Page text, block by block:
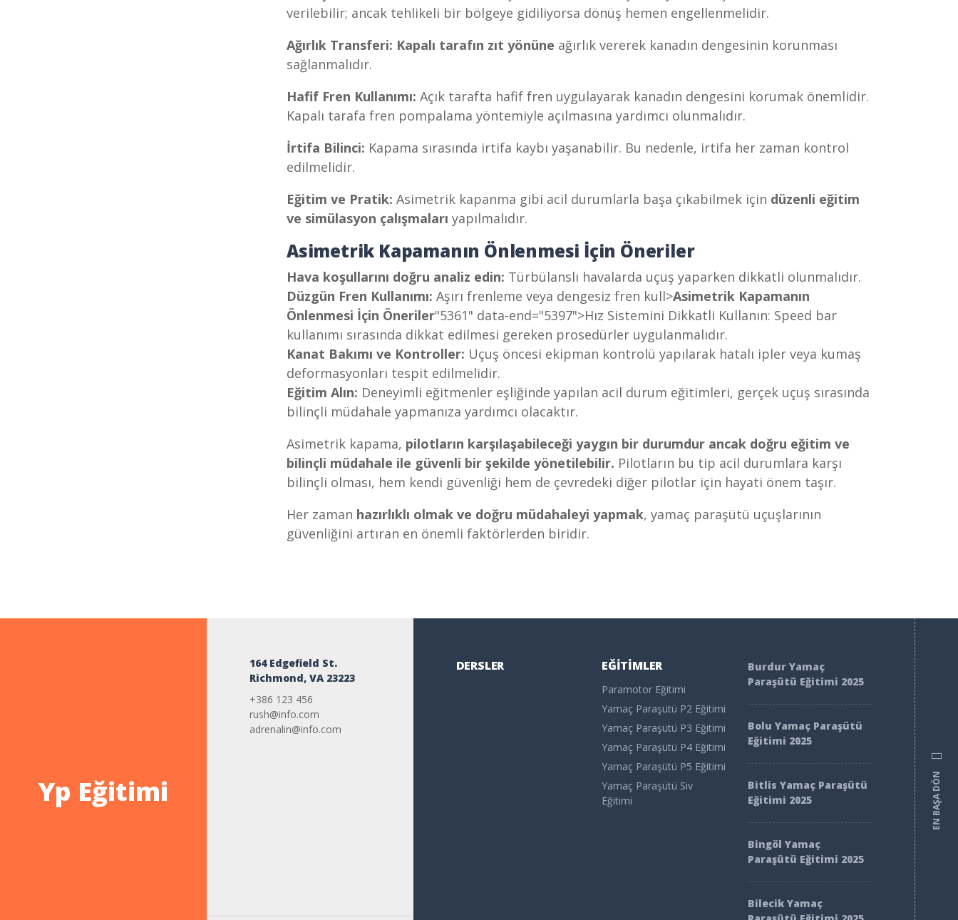
verilebilir; ancak tehlikeli bir bölgeye gidiliyorsa dönüş hemen engellenmelidir.
Ağırlık Transferi: Kapalı tarafın zıt yönüne ağırlık vererek kanadın dengesinin korunması
sağlanmalıdır.
Hafif Fren Kullanımı: Açık tarafta hafif fren uygulayarak kanadın dengesini korumak önemlidir.
Kapalı tarafa fren pompalama yöntemiyle açılmasına yardımcı olunmalıdır.
İrtifa Bilinci: Kapama sırasında irtifa kaybı yaşanabilir. Bu nedenle, irtifa her zaman kontrol
edilmelidir.
Eğitim ve Pratik: Asimetrik kapanma gibi acil durumlarla başa çıkabilmek için düzenli eğitim
ve simülasyon çalışmaları yapılmalıdır.
Asimetrik Kapamanın Önlenmesi İçin Öneriler
Hava koşullarını doğru analiz edin: Türbülanslı havalarda uçuş yaparken dikkatli olunmalıdır.
Düzgün Fren Kullanımı: Aşırı frenleme veya dengesiz fren kull>Asimetrik Kapamanın
Önlenmesi İçin Öneriler"5361" data-end="5397">Hız Sistemini Dikkatli Kullanın: Speed bar
kullanımı sırasında dikkat edilmesi gereken prosedürler uygulanmalıdır.
Kanat Bakımı ve Kontroller: Uçuş öncesi ekipman kontrolü yapılarak hatalı ipler veya kumaş
deformasyonları tespit edilmelidir.
Eğitim Alın: Deneyimli eğitmenler eşliğinde yapılan acil durum eğitimleri, gerçek uçuş sırasında
bilinçli müdahale yapmanıza yardımcı olacaktır.
Asimetrik kapama, pilotların karşılaşabileceği yaygın bir durumdur ancak doğru eğitim ve
bilinçli müdahale ile güvenli bir şekilde yönetilebilir. Pilotların bu tip acil durumlara karşı
bilinçli olması, hem kendi güvenliği hem de çevredeki diğer pilotlar için hayati önem taşır.
Her zaman hazırlıklı olmak ve doğru müdahaleyi yapmak, yamaç paraşütü uçuşlarının
güvenliğini artıran en önemli faktörlerden biridir.
Yp Eğitimi
164 Edgefield St.
Richmond, VA 23223
+386 123 456
rush@info.com
adrenalin@info.com
DERSLER EĞITIMLER
Paramotor Eğitimi
Yamaç Paraşütü P2 Eğitimi
Yamaç Paraşütü P3 Eğitimi
Yamaç Paraşütü P4 Eğitimi
Yamaç Paraşütü P5 Eğitimi
Yamaç Paraşütü Siv
Eğitimi
Burdur Yamaç
Paraşütü Eğitimi 2025
Bolu Yamaç Paraşütü
Eğitimi 2025
Bitlis Yamaç Paraşütü
Eğitimi 2025
Bingöl Yamaç
Paraşütü Eğitimi 2025
Bilecik Yamaç
EN BAŞA DÖN